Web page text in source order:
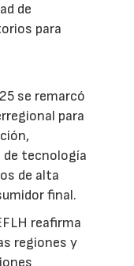
de
para
se remarcó
para
tecnología
de alta
final.
reafirma
regiones y